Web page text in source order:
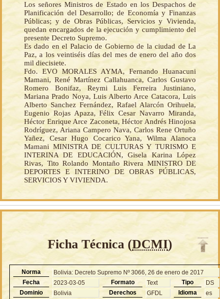
Los señores Ministros de Estado en los Despachos de
Planificación del Desarrollo; de Economía y Finanzas
Públicas; y de Obras Públicas, Servicios y Vivienda,
quedan encargados de la ejecución y cumplimiento del
presente Decreto Supremo.
Es dado en el Palacio de Gobierno de la ciudad de La
Paz, a los veintiséis días del mes de enero del año dos
mil diecisiete.
Fdo. EVO MORALES AYMA, Fernando Huanacuni
Mamani, René Martínez Callahuanca, Carlos Gustavo
Romero Bonifaz, Reymi Luis Ferreira Justiniano,
Mariana Prado Noya, Luis Alberto Arce Catacora, Luis
Alberto Sanchez Fernández, Rafael Alarcón Orihuela,
Eugenio Rojas Apaza, Félix Cesar Navarro Miranda,
Héctor Enrique Arce Zaconeta, Héctor Andrés Hinojosa
Rodríguez, Ariana Campero Nava, Carlos Rene Ortuño
Yañez, Cesar Hugo Cocarico Yana, Wilma Alanoca
Mamani MINISTRA DE CULTURAS Y TURISMO E
INTERINA DE EDUCACIÓN, Gisela Karina López
Rivas, Tito Rolando Montaño Rivera MINISTRO DE
DEPORTES E INTERINO DE OBRAS PÚBLICAS,
SERVICIOS Y VIVIENDA.
Ficha Técnica (DCMI)
Norma
Bolivia: Decreto Supremo Nº 3066, 26 de enero de 2017
Fecha
2023-03-05 Formato Text Tipo
DS
Dominio
Bolivia Derechos GFDL Idioma es